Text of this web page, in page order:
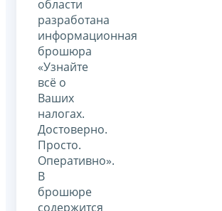
области
разработана
информационная
брошюра
«Узнайте
всё о
Ваших
налогах.
Достоверно.
Просто.
Оперативно».
В
брошюре
содержится